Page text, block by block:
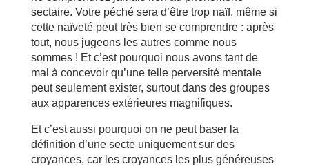
sectaire. Votre péché sera d’être trop naïf, même si
cette naïveté peut très bien se comprendre : après
tout, nous jugeons les autres comme nous
sommes ! Et c’est pourquoi nous avons tant de
mal à concevoir qu’une telle perversité mentale
peut seulement exister, surtout dans des groupes
aux apparences extérieures magnifiques.
Et c’est aussi pourquoi on ne peut baser la
définition d’une secte uniquement sur des
croyances, car les croyances les plus généreuses